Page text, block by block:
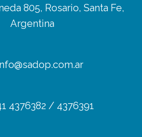
TV SADOP
Podcats
805, Rosario, Santa Fe,
Argentina
4376382 / 4376391